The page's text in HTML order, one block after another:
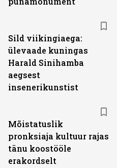
Sild viikingiaega:
ülevaade kuningas
Harald Sinihamba
aegsest
insenerikunstist
Mõistatuslik
pronksiaja kultuur rajas
tänu koostööle
erakordselt